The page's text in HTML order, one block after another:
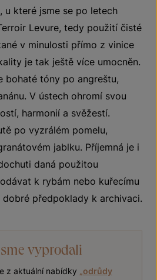
u které jsme se po letech
Levure, tedy použití čisté
v minulosti přímo z vinice
je tak ještě více umocněn.
bohaté tóny po angreštu,
V ústech ohromí svou
harmonií a svěžestí.
po vyzrálém pomelu,
jablku. Příjemná je i
daná použitou
k rybám nebo kuřecímu
dobré předpoklady k archivaci.
vyprodali
z aktuální nabídky
odrůdy